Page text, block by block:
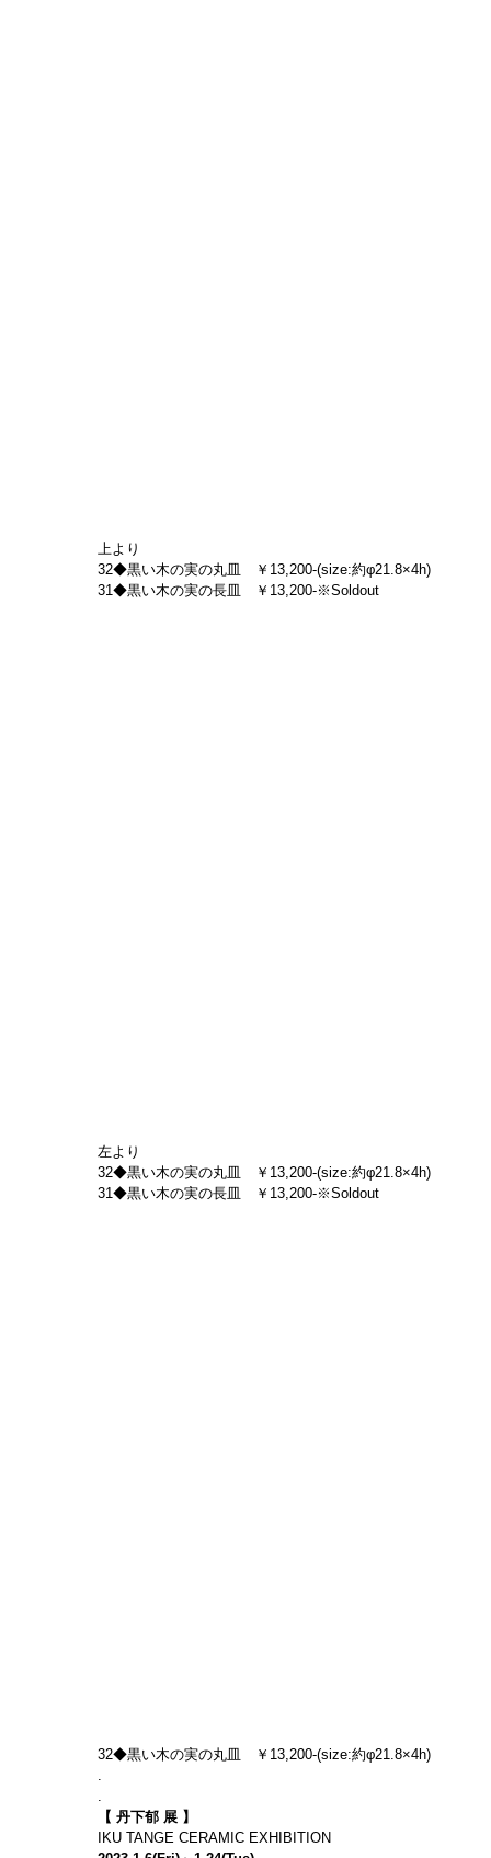
上より
32◆黒い木の実の丸皿　￥13,200-(size:約φ21.8×4h)
31◆黒い木の実の長皿　￥13,200-※Soldout
左より
32◆黒い木の実の丸皿　￥13,200-(size:約φ21.8×4h)
31◆黒い木の実の長皿　￥13,200-※Soldout
32◆黒い木の実の丸皿　￥13,200-(size:約φ21.8×4h)
.
.
【 丹下郁 展 】
IKU TANGE CERAMIC EXHIBITION